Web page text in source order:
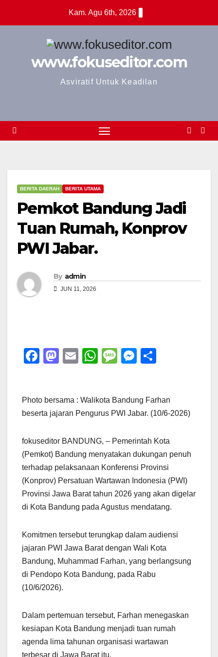
Kam. Agu 6th, 2026
www.fokuseditor.com
Asviratif Untuk Keadilan
BERITA DAERAH BERITA UTAMA
Pemkot Bandung Jadi
Tuan Rumah, Konprov
PWI Jabar.
By admin
JUN 11, 2026
F
e
b
o
o
k
M
o
d
o
n
E
W
s
A
p
p
M
a
g
M
e
n
g
er
e
Photo bersama : Walikota Bandung Farhan
beserta jajaran Pengurus PWI Jabar. (10/6-2026)
fokuseditor BANDUNG, – Pemerintah Kota
(Pemkot) Bandung menyatakan dukungan penuh
terhadap pelaksanaan Konferensi Provinsi
(Konprov) Persatuan Wartawan Indonesia (PWI)
Provinsi Jawa Barat tahun 2026 yang akan digelar
di Kota Bandung pada Agustus mendatang.
Komitmen tersebut terungkap dalam audiensi
jajaran PWI Jawa Barat dengan Wali Kota
Bandung, Muhammad Farhan, yang berlangsung
di Pendopo Kota Bandung, pada Rabu
(10/6/2026).
Dalam pertemuan tersebut, Farhan menegaskan
kesiapan Kota Bandung menjadi tuan rumah
agenda lima tahunan organisasi wartawan
terbesar di Jawa Barat itu.